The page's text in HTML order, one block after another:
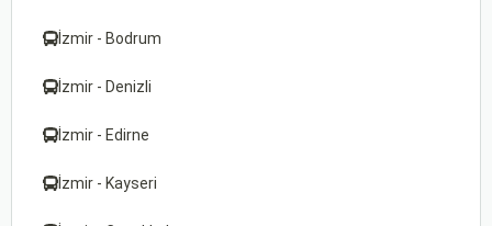
İzmir - Bodrum
İzmir - Denizli
İzmir - Edirne
İzmir - Kayseri